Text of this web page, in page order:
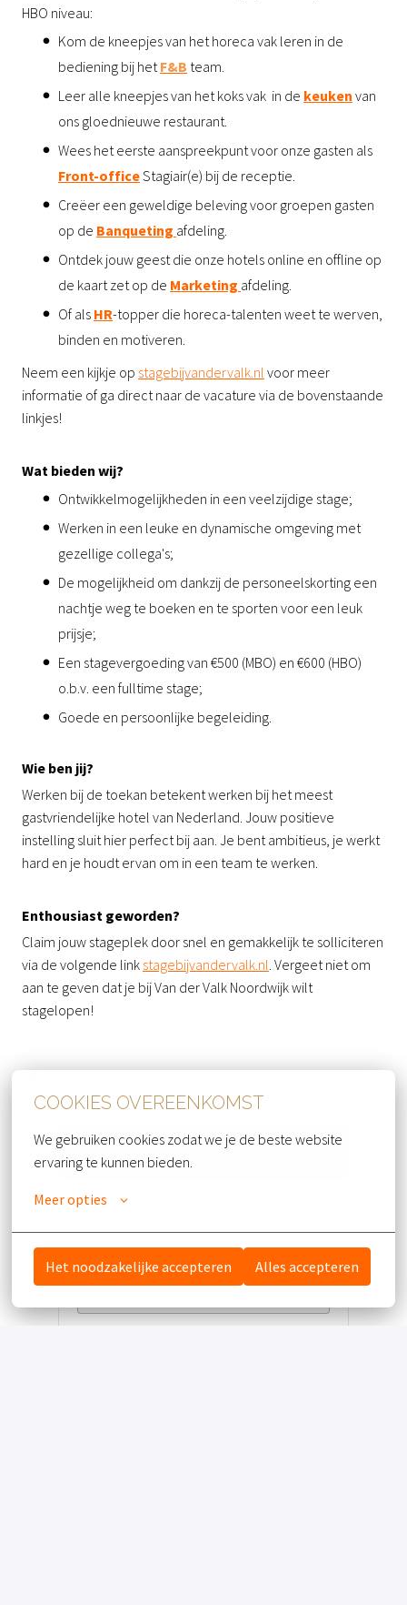
COOKIES OVEREENKOMST
We gebruiken cookies zodat we je de beste website
ervaring te kunnen bieden.
Meer opties
Het noodzakelijke accepteren Alles accepteren
HBO niveau:
Kom de kneepjes van het horeca vak leren in de
bediening bij het F&B team.
Leer alle kneepjes van het koks vak in de keuken van
ons gloednieuwe restaurant.
Wees het eerste aanspreekpunt voor onze gasten als
Front-officeStagiair(e) bij de receptie.
Creëer een geweldige beleving voor groepen gasten
op de Banqueting afdeling.
Ontdek jouw geest die onze hotels online en offline op
de kaart zet op de Marketing afdeling.
Of als HR-topper die horeca-talenten weet te werven,
binden en motiveren.
Neem een kijkje op stagebijvandervalk.nl voor meer
informatie of ga direct naar de vacature via de bovenstaande
linkjes!
Wat bieden wij?
Ontwikkelmogelijkheden in een veelzijdige stage;
Werken in een leuke en dynamische omgeving met
gezellige collega's;
De mogelijkheid om dankzij de personeelskorting een
nachtje weg te boeken en te sporten voor een leuk
prijsje;
Een stagevergoeding van €500 (MBO) en €600 (HBO)
o.b.v. een fulltime stage;
Goede en persoonlijke begeleiding.
Wie ben jij?
Werken bij de toekan betekent werken bij het meest
gastvriendelijke hotel van Nederland. Jouw positieve
instelling sluit hier perfect bij aan. Je bent ambitieus, je werkt
hard en je houdt ervan om in een team te werken.
Enthousiast geworden?
Claim jouw stageplek door snel en gemakkelijk te solliciteren
via de volgende link stagebijvandervalk.nl . Vergeet niet om
aan te geven dat je bij Van der Valk Noordwijk wilt
stagelopen!
Solliciteren
APPLY WITH INDEEDONBESCHIKBAAR